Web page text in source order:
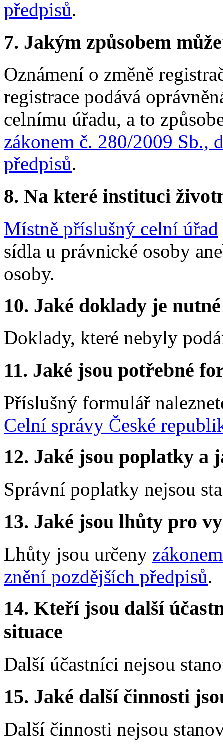
předpisů.
7. Jakým způsobem
Oznámení o změně
registrace podává
celnímu úřadu, a to
zákonem č. 280/2009 Sb.,
předpisů.
8. Na které instituci
Místně příslušný celní úřad
sídla u právnické osoby
osoby.
10. Jaké doklady je
Doklady, které nebyly
11. Jaké jsou potřebné
Příslušný formulář
Celní správy České
12. Jaké jsou poplatky a
Správní poplatky nejsou
13. Jaké jsou lhůty pro
Lhůty jsou určeny
znění pozdějších předpisů.
14. Kteří jsou další
situace
Další účastníci nejsou
15. Jaké další činnosti
Další činnosti nejsou